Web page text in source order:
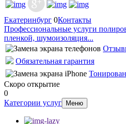
Екатеринбург 0Контакты
Профессиональные услуги
пленкой, шумоизоляция...
Обязательная гарантия
Скоро открытие
0
Категории услуг
Меню